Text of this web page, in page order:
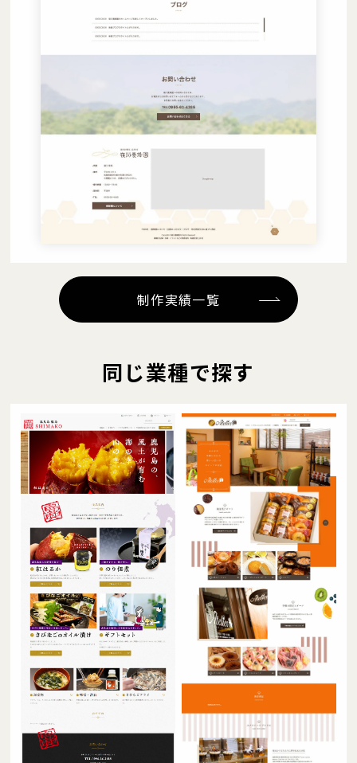
制作実績一覧
同じ業種で探す